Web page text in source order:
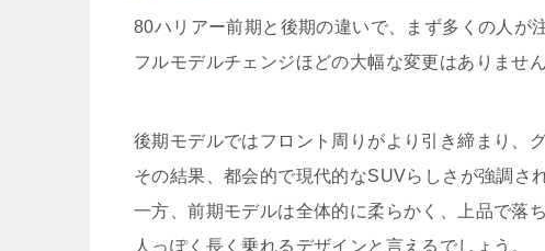
80ハリアー前期と後期の違いで、まず多くの人が
フルモデルチェンジほどの大幅な変更はありませ
後期モデルではフロント周りがより引き締まり、
その結果、都会的で現代的なSUVらしさが強調さ
一方、前期モデルは全体的に柔らかく、上品で落
人っぽく長く乗れるデザインと言えるでしょう。